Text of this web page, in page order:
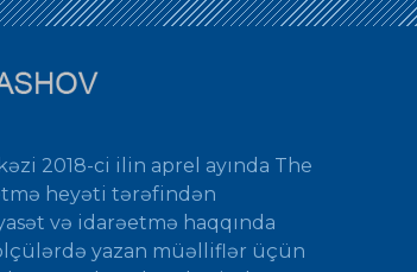
2018-ci ilin aprel ayında The
heyəti tərəfindən
və idarəetmə haqqında
yazan müəlliflər üçün